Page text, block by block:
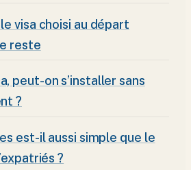
visa choisi au départ
reste
peut-on s’installer sans
?
est-il aussi simple que le
?